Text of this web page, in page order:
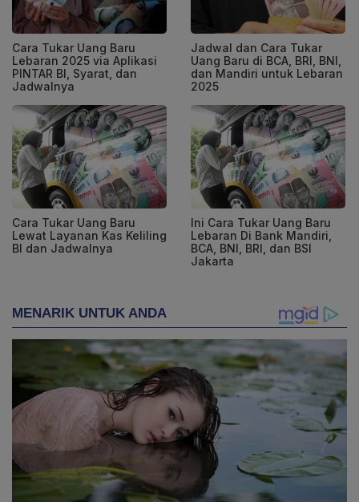
Cara Tukar Uang Baru
Lebaran 2025 via Aplikasi
PINTAR BI, Syarat, dan
Jadwalnya
Jadwal dan Cara Tukar
Uang Baru di BCA, BRI, BNI,
dan Mandiri untuk Lebaran
2025
Cara Tukar Uang Baru
Lewat Layanan Kas Keliling
BI dan Jadwalnya
Ini Cara Tukar Uang Baru
Lebaran Di Bank Mandiri,
BCA, BNI, BRI, dan BSI
Jakarta